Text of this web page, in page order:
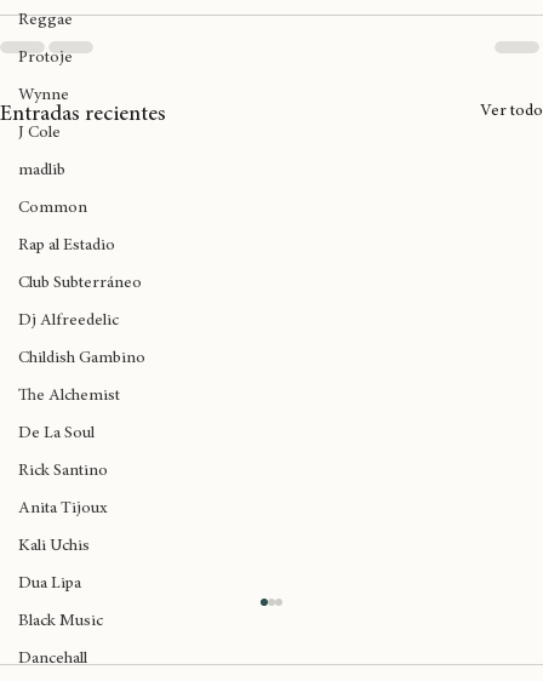
Swami
Reggae
Protoje
Wynne
J Cole
madlib
Common
Rap al Estadio
Club Subterráneo
Dj Alfreedelic
Childish Gambino
The Alchemist
De La Soul
Rick Santino
Anita Tijoux
Kali Uchis
Dua Lipa
Black Music
Entradas recientes